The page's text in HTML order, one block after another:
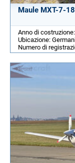
Maule MXT-7-
Anno di
Ubicazione:
Numero di